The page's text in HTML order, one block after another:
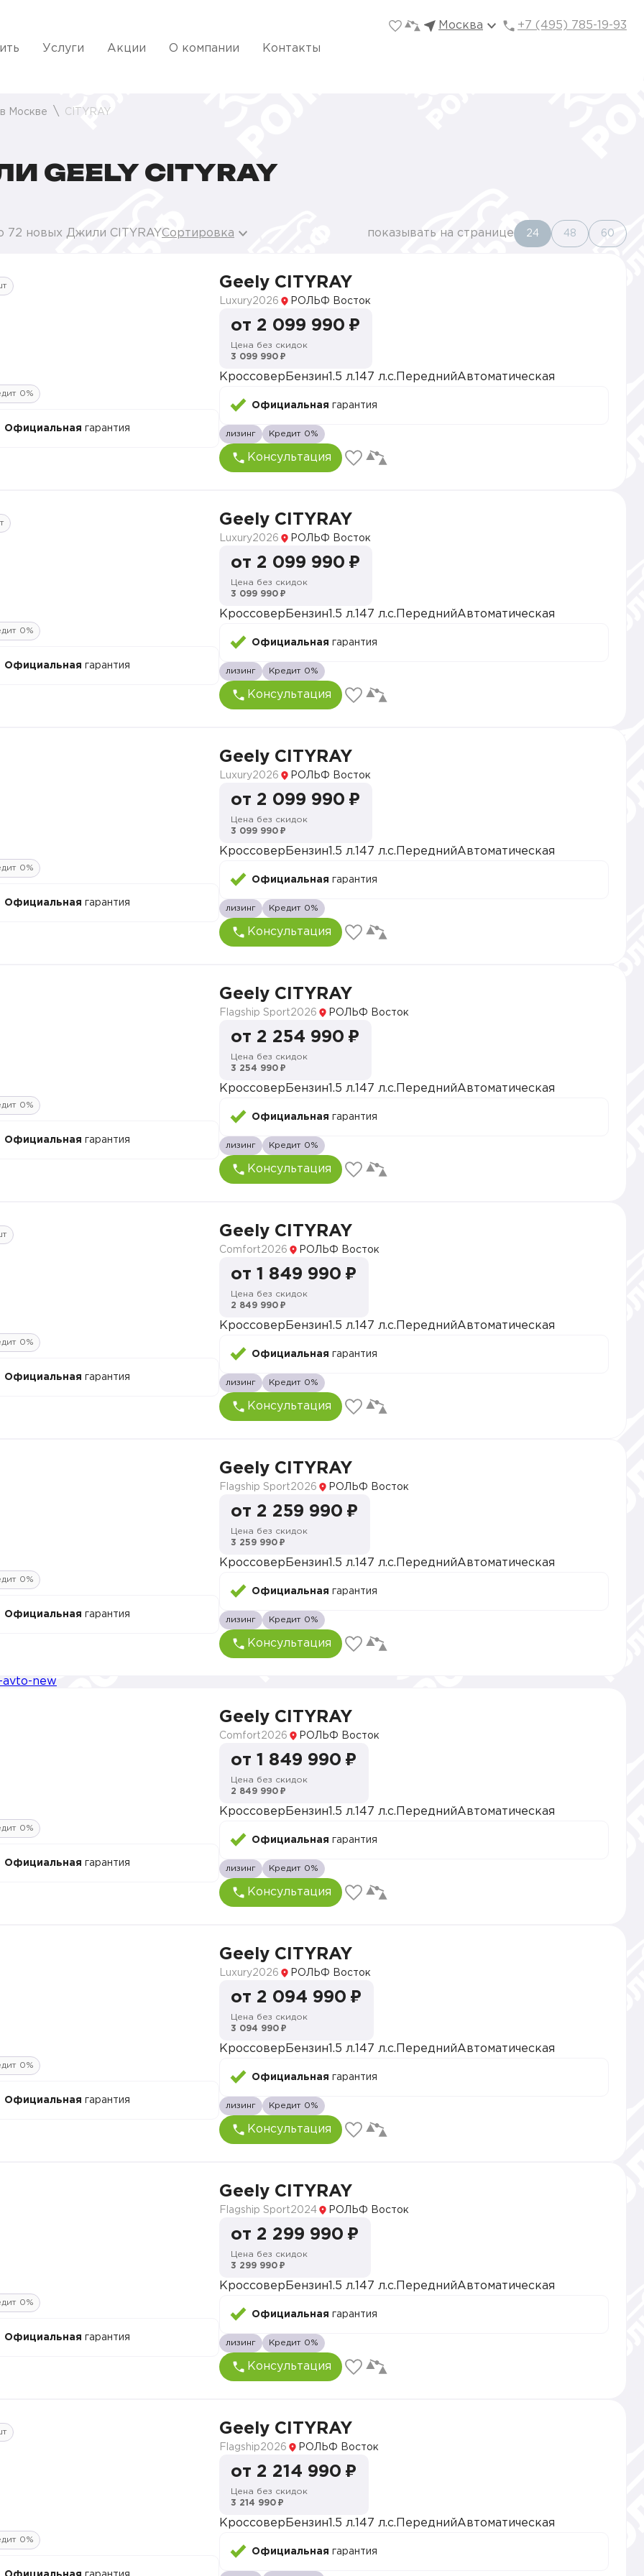
Москва +7 (495) 785-19-93
Услуги Акции О компании Контакты
Москве CITYRAY
CITYRAY
72 новых Джили CITYRAYСортировка показывать на странице 24 48 60
0%
Официальная гарантия
Geely CITYRAY
Luxury2026 РОЛЬФ Восток
от 2 099 990 ₽
Цена без скидок
3 099 990 ₽
Кроссовер Бензин 1.5 л. 147 л.с. ПереднийАвтоматическая
Официальная гарантия
лизинг Кредит 0%
Консультация
0%
Официальная гарантия
Geely CITYRAY
Luxury2026 РОЛЬФ Восток
от 2 099 990 ₽
Цена без скидок
3 099 990 ₽
Кроссовер Бензин 1.5 л. 147 л.с. ПереднийАвтоматическая
Официальная гарантия
лизинг Кредит 0%
Консультация
0%
Официальная гарантия
Geely CITYRAY
Luxury2026 РОЛЬФ Восток
от 2 099 990 ₽
Цена без скидок
3 099 990 ₽
Кроссовер Бензин 1.5 л. 147 л.с. ПереднийАвтоматическая
Официальная гарантия
лизинг Кредит 0%
Консультация
0%
Официальная гарантия
Geely CITYRAY
Flagship Sport2026 РОЛЬФ Восток
от 2 254 990 ₽
Цена без скидок
3 254 990 ₽
Кроссовер Бензин 1.5 л. 147 л.с. ПереднийАвтоматическая
Официальная гарантия
лизинг Кредит 0%
Консультация
0%
Официальная гарантия
Geely CITYRAY
Comfort2026 РОЛЬФ Восток
от 1 849 990 ₽
Цена без скидок
2 849 990 ₽
Кроссовер Бензин 1.5 л. 147 л.с. ПереднийАвтоматическая
Официальная гарантия
лизинг Кредит 0%
Консультация
0%
Официальная гарантия
Geely CITYRAY
Flagship Sport2026 РОЛЬФ Восток
от 2 259 990 ₽
Цена без скидок
3 259 990 ₽
Кроссовер Бензин 1.5 л. 147 л.с. ПереднийАвтоматическая
Официальная гарантия
лизинг Кредит 0%
Консультация
0%
Официальная гарантия
Geely CITYRAY
Comfort2026 РОЛЬФ Восток
от 1 849 990 ₽
Цена без скидок
2 849 990 ₽
Кроссовер Бензин 1.5 л. 147 л.с. ПереднийАвтоматическая
Официальная гарантия
лизинг Кредит 0%
Консультация
0%
Официальная гарантия
Geely CITYRAY
Luxury2026 РОЛЬФ Восток
от 2 094 990 ₽
Цена без скидок
3 094 990 ₽
Кроссовер Бензин 1.5 л. 147 л.с. ПереднийАвтоматическая
Официальная гарантия
лизинг Кредит 0%
Консультация
0%
Официальная гарантия
Geely CITYRAY
Flagship Sport2024 РОЛЬФ Восток
от 2 299 990 ₽
Цена без скидок
3 299 990 ₽
Кроссовер Бензин 1.5 л. 147 л.с. ПереднийАвтоматическая
Официальная гарантия
лизинг Кредит 0%
Консультация
0%
Geely CITYRAY
Flagship2026 РОЛЬФ Восток
от 2 214 990 ₽
Цена без скидок
3 214 990 ₽
Кроссовер Бензин 1.5 л. 147 л.с. ПереднийАвтоматическая
Официальная гарантия